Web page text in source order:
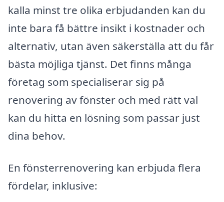
kalla minst tre olika erbjudanden kan du
inte bara få bättre insikt i kostnader och
alternativ, utan även säkerställa att du får
bästa möjliga tjänst. Det finns många
företag som specialiserar sig på
renovering av fönster och med rätt val
kan du hitta en lösning som passar just
dina behov.
En fönsterrenovering kan erbjuda flera
fördelar, inklusive: